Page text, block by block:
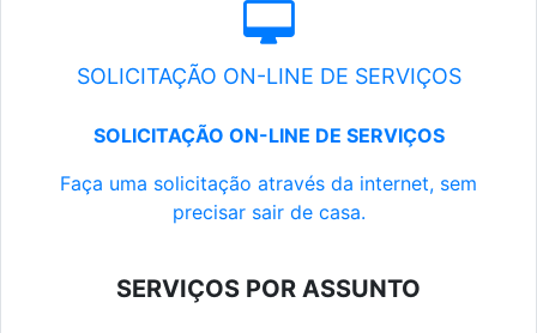
SOLICITAÇÃO ON-LINE DE SERVIÇOS
SOLICITAÇÃO ON-LINE DE SERVIÇOS
Faça uma solicitação através da internet, sem
precisar sair de casa.
SERVIÇOS POR ASSUNTO